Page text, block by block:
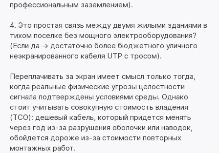
профессиональным заземлением).
4. Это простая связь между двумя жилыми зданиями в
тихом поселке без мощного электрооборудования?
(Если да -> достаточно более бюджетного уличного
неэкранированного кабеля UTP с тросом).
Переплачивать за экран имеет смысл только тогда,
когда реальные физические угрозы целостности
сигнала подтверждены условиями среды. Однако
стоит учитывать совокупную стоимость владения
(TCO): дешевый кабель, который придется менять
через год из-за разрушения оболочки или наводок,
обойдется дороже из-за стоимости повторных
монтажных работ.